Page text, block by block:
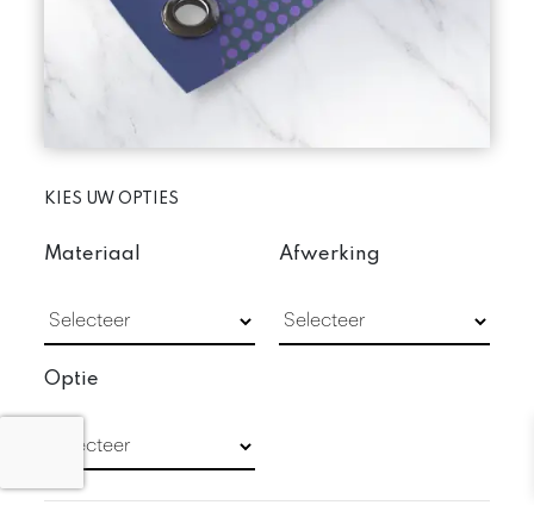
KIES UW OPTIES
Materiaal Afwerking
Optie